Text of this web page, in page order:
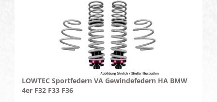
LOWTEC Sportfedern VA Gewindefedern HA BMW
4er F32 F33 F36